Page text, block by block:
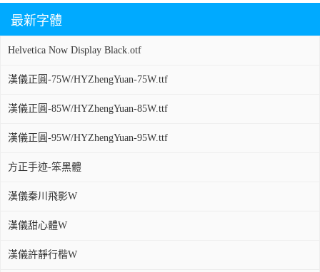
最新字體
Helvetica Now Display Black.otf
漢儀正圓-75W/HYZhengYuan-75W.ttf
漢儀正圓-85W/HYZhengYuan-85W.ttf
漢儀正圓-95W/HYZhengYuan-95W.ttf
方正手迹-笨黑體
漢儀秦川飛影W
漢儀甜心體W
漢儀許靜行楷W